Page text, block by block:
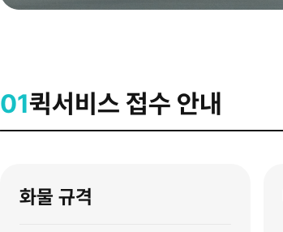
01퀵서비스 접수 안내
화물 규격